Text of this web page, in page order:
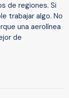
de regiones. Si
trabajar algo. No
una aerolínea
de